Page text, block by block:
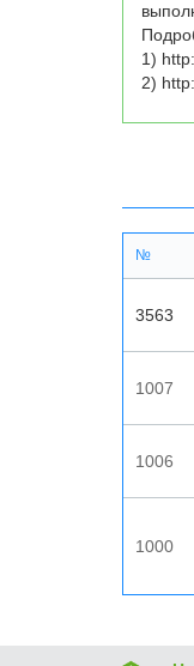
1)
2)
№
3563
1007
1006
1000